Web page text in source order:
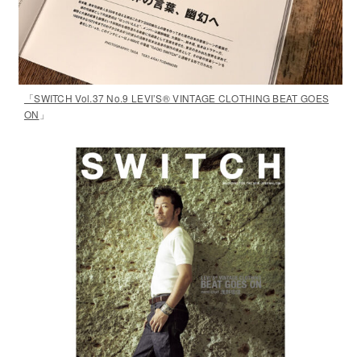
「SWITCH Vol.37 No.9 LEVI’S®️ VINTAGE CLOTHING BEAT GOES
ON 」